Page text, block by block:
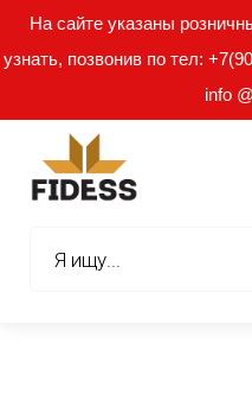
На сайте указаны
узнать, позвонив по тел:
info